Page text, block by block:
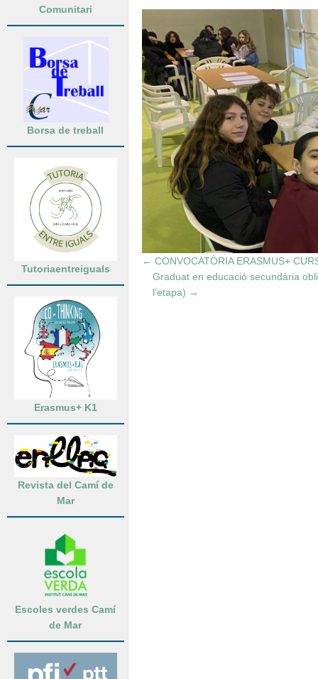
Comunitari
Borsa de treball
Tutoriaentreiguals
Erasmus+ K1
Revista del Camí de
Mar
Escoles verdes Camí
de Mar
← CONVOCATÒRIA ERASMUS+
Graduat en educació secundària
l’etapa) →